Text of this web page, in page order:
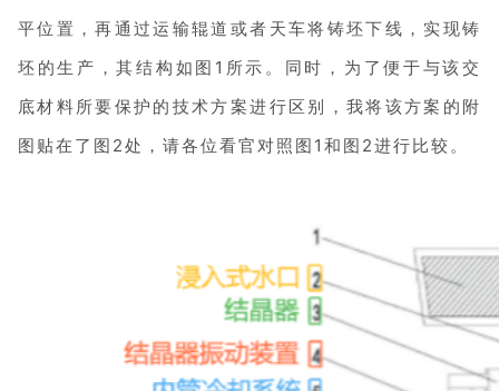
平位置，再通过运输辊道或者天车将铸坯下线，实现铸
坯的生产，其结构如图1所示。同时，为了便于与该交
底材料所要保护的技术方案进行区别，我将该方案的附
图贴在了图2处，请各位看官对照图1和图2进行比较。